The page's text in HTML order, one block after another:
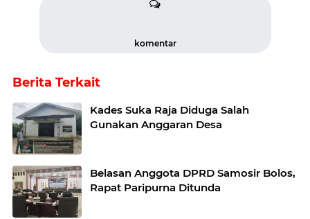
komentar
Berita Terkait
Kades Suka Raja Diduga Salah
Gunakan Anggaran Desa
Belasan Anggota DPRD Samosir Bolos,
Rapat Paripurna Ditunda